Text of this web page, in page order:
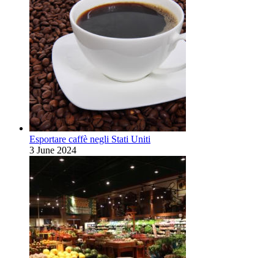
Esportare caffè negli Stati Uniti
3 June 2024